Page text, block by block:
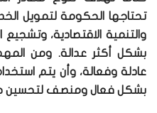
تحتاجها الحكومة لتمويل
والتنمية الاقتصادية، وتشجيع
بشكل أكثر عدالة. ومن
عادلة وفعالة، وأن يتم
بشكل فعال ومنصف لتحسين